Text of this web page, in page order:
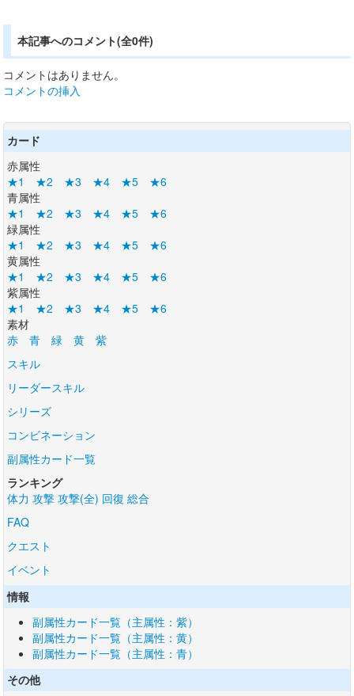
本記事へのコメント(全0件)
コメントはありません。
コメントの挿入
カード
赤属性
★1
★2 ★3 ★4 ★5
★6
青属性
★1
★2 ★3 ★4 ★5
★6
緑属性
★1
★2 ★3 ★4 ★5
★6
黄属性
★1
★2 ★3 ★4 ★5
★6
紫属性
★1
★2 ★3 ★4 ★5
★6
素材
赤
青 緑 黄
紫
スキル
リーダースキル
シリーズ
コンビネーション
副属性カード一覧
ランキング
体力 攻撃 攻撃(全) 回復 総合
FAQ
クエスト
イベント
情報
副属性カード一覧（主属性：紫）
副属性カード一覧（主属性：黄）
副属性カード一覧（主属性：青）
その他